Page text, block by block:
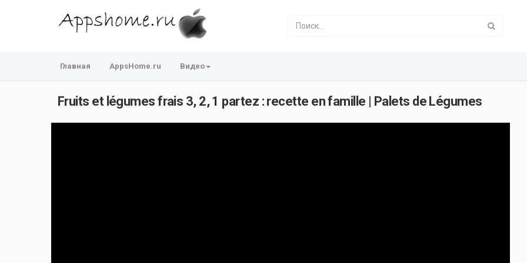
Главная AppsHome.ru Видео
Fruits et légumes frais 3, 2, 1 partez : recette en famille | Palets de Légumes